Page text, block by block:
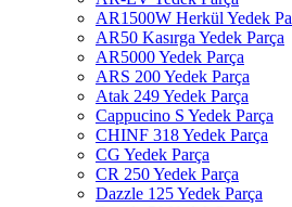
AR1500W Herkül Yedek
AR50 Kasırga Yedek Parça
AR5000 Yedek Parça
ARS 200 Yedek Parça
Atak 249 Yedek Parça
Cappucino S Yedek Parça
CHINF 318 Yedek Parça
CG Yedek Parça
CR 250 Yedek Parça
Dazzle 125 Yedek Parça